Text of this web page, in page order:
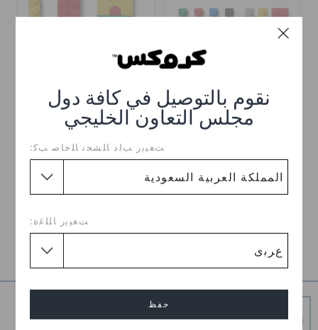
نقوم بالتوصيل في كافة دول
مجلس التعاون الخليجي
ﺖﻐﻴﻳﺭ ﺐﻟﺩ ﺎﻠﺸﺤﻧ ﺎﻠﺧﺎﺻ ﺐﻛ:
ﺖﻐﻴﻳﺭ ﺎﻠﻠﻏﺓ:
حفظ
الرئيسية 4 إل دبليو – 5 قطع